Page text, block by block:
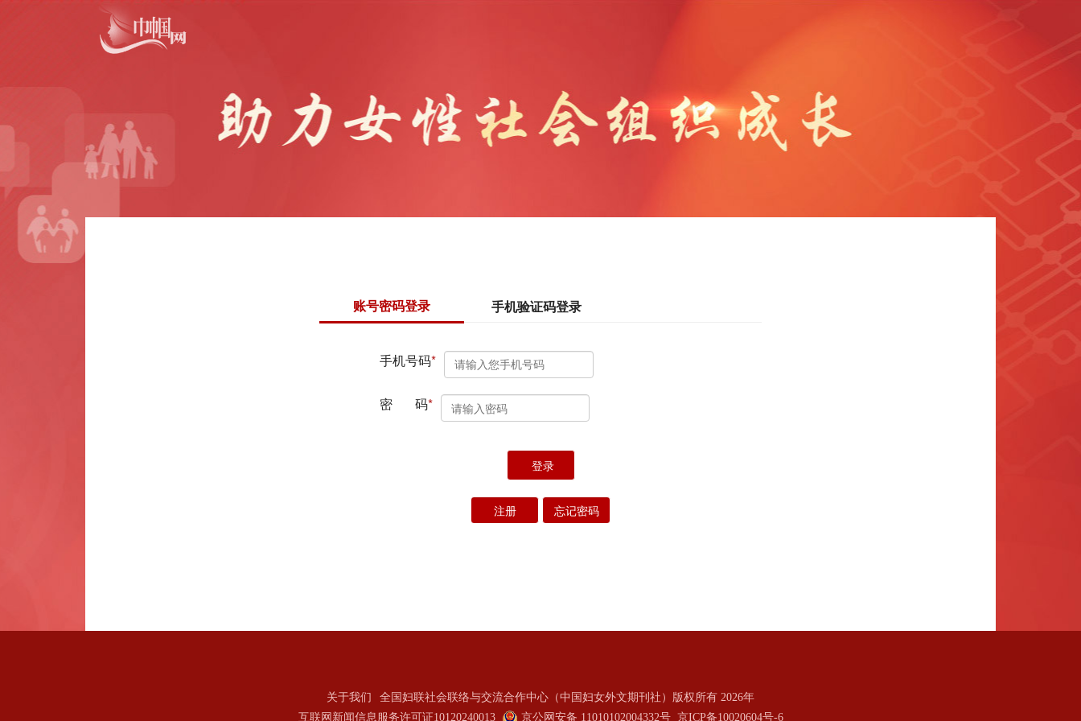
关于我们
全国妇联社会联络与交流合作中心（中国妇女外文期刊社）版权所有 2026年
互联网新闻信息服务许可证10120240013
京公网安备 11010102004332号 京ICP备10020604号-6